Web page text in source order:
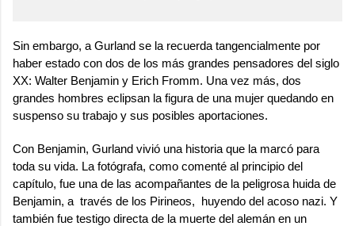
Sin embargo, a Gurland se la recuerda tangencialmente por
haber estado con dos de los más grandes pensadores del siglo
XX: Walter Benjamin y Erich Fromm. Una vez más, dos
grandes hombres eclipsan la figura de una mujer quedando en
suspenso su trabajo y sus posibles aportaciones.
Con Benjamin, Gurland vivió una historia que la marcó para
toda su vida. La fotógrafa, como comenté al principio del
capítulo, fue una de las acompañantes de la peligrosa huida de
Benjamin, a través de los Pirineos, huyendo del acoso nazi. Y
también fue testigo directa de la muerte del alemán en un